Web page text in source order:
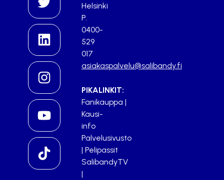
Helsinki
P.
0400-
529
017
asiakaspalvelu@salibandy.fi
PIKALINKIT:
Fanikauppa |
Kausi-
info
Palvelusivusto
| Pelipassit
SalibandyTV
|